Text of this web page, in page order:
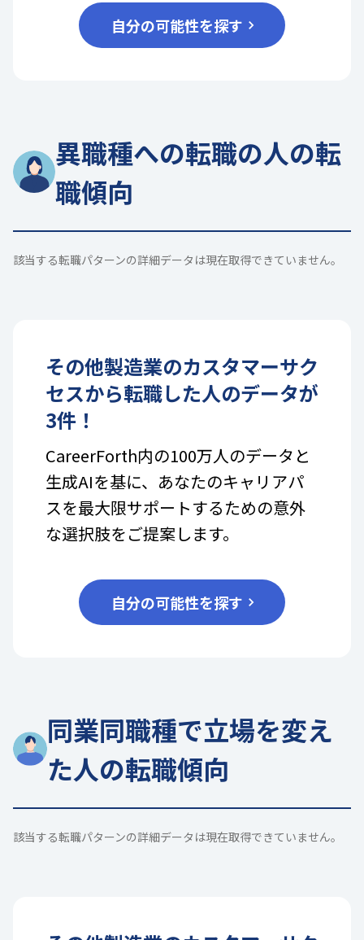
自分の可能性を探す
異職種への転職の人の転
職傾向
該当する転職パターンの詳細データは現在取得できていません。
その他製造業のカスタマーサク
セスから転職した人のデータが
3件！
CareerForth内の100万人のデータと
生成AIを基に、あなたのキャリアパ
スを最大限サポートするための意外
な選択肢をご提案します。
自分の可能性を探す
同業同職種で立場を変え
た人の転職傾向
該当する転職パターンの詳細データは現在取得できていません。